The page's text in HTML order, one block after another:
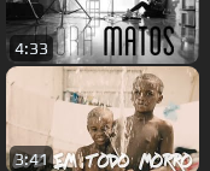
4:33
3:41